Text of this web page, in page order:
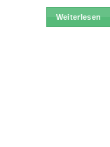
Weiterlesen